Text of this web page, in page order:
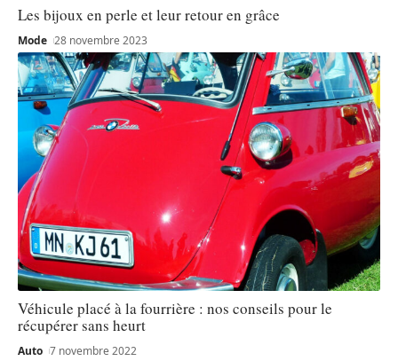
Les bijoux en perle et leur retour en grâce
Mode 28 novembre 2023
Véhicule placé à la fourrière : nos conseils pour le
récupérer sans heurt
Auto 7 novembre 2022